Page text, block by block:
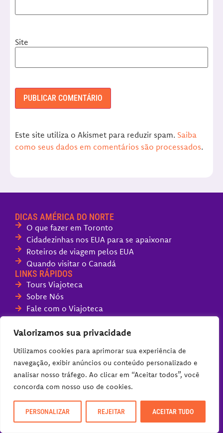
Valorizamos sua privacidade
Utilizamos cookies para aprimorar sua experiência de
navegação, exibir anúncios ou conteúdo personalizado e
analisar nosso tráfego. Ao clicar em “Aceitar todos”, você
concorda com nosso uso de cookies.
PERSONALIZAR REJEITAR ACEITAR TUDO
Site
Este site utiliza o Akismet para reduzir spam. Saiba
como seus dados em comentários são processados.
DICAS AMÉRICA DO NORTE
O que fazer em Toronto
Cidadezinhas nos EUA para se apaixonar
Roteiros de viagem pelos EUA
Quando visitar o Canadá
LINKS RÁPIDOS
Tours Viajoteca
Sobre Nós
Fale com o Viajoteca
DICAS AMÉRICA DO BRASIL
O que fazer em Flecheiras, CE
Serra do Rio do Rastro, SC
Barra Grande, a melhor praia do Piauí
O que fazer em São Miguel do Gostoso, RN
Melhores hotéis fazenda em Santa Catarina
O que fazer em Pirenópolis, GO
Canoa Quebrada, CE